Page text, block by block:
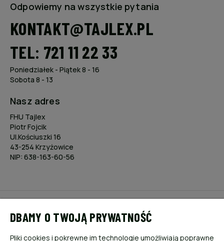
Odpowiemy na wszystkie pytania
KONTAKT@TAJLEX.PL
TEL: 721 11 22 33
Poniedziałek - Piątek 8 - 16
Sobota 8 - 13
Nasz adres
FHU Tajlex
Piotr Fojcik
Ul.Kościuszki 16
43-254 Krzyżowice
NIP: 638-163-60-56
DBAMY O TWOJĄ PRYWATNOŚĆ
Pliki cookies i pokrewne im technologie umożliwiają poprawne